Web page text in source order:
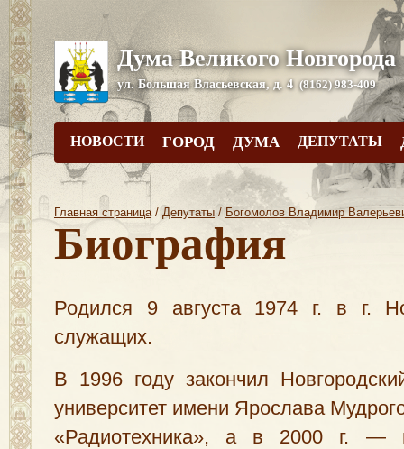
Дума Великого Новгорода
ул. Большая Власьевская, д. 4 (8162) 983-409
НОВОСТИ ГОРОД ДУМА ДЕПУТАТЫ
Главная страница/ Депутаты / Богомолов Владимир
Биография
Родился 9 августа 1974 г. в г.
служащих.
В 1996 году закончил
университет имени Ярослава
«Радиотехника», а в 2000 г. —